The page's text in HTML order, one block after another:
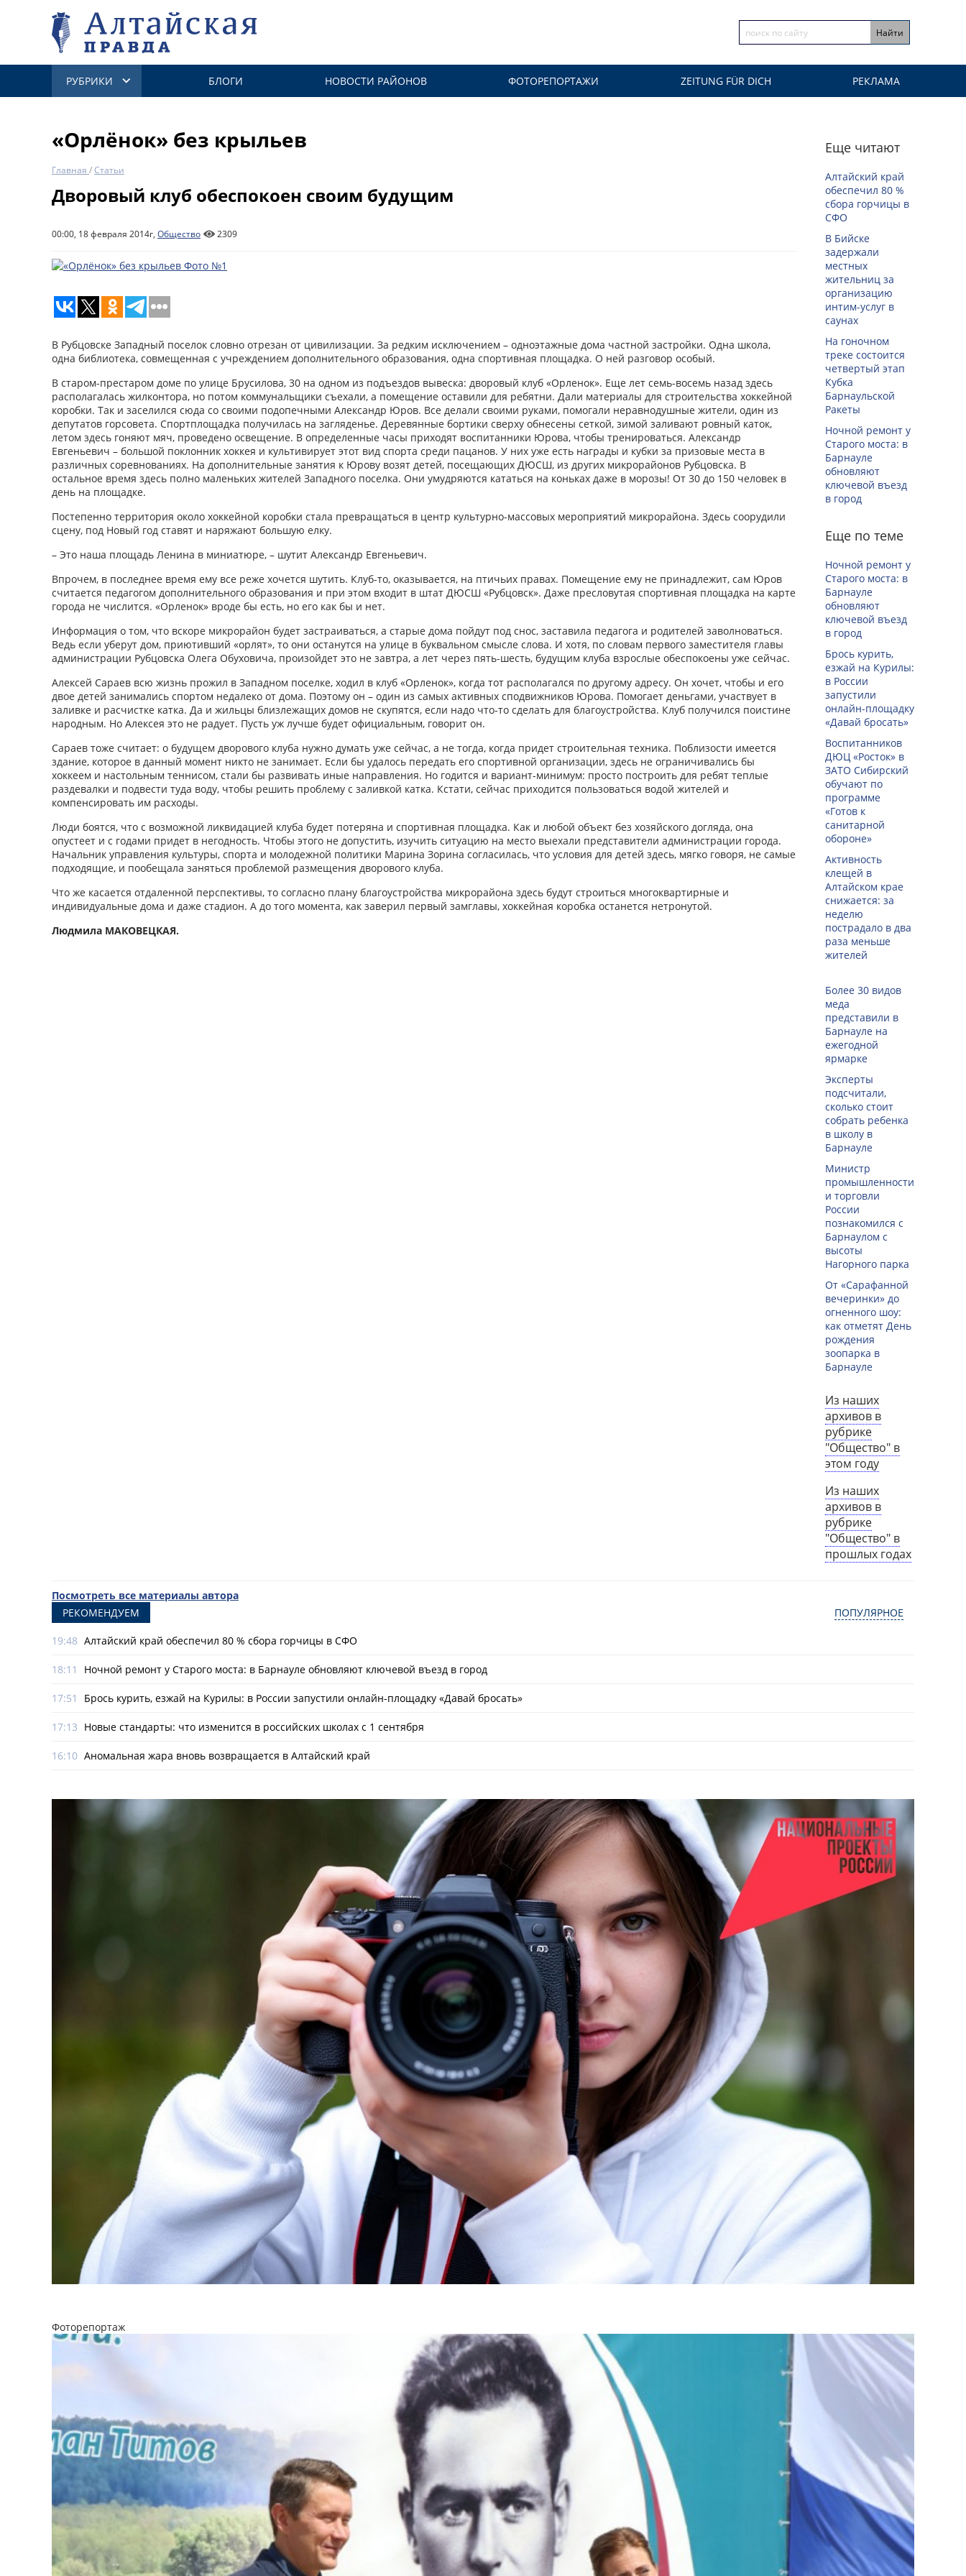
РУБРИКИ БЛОГИ НОВОСТИ РАЙОНОВ ФОТОРЕПОРТАЖИ ZEITUNG FÜR DICH РЕКЛАМА
«Орлёнок» без крыльев
Главная /Статьи
Дворовый клуб обеспокоен своим будущим
00:00, 18 февраля 2014г, Общество 2309
В Рубцовске Западный поселок словно отрезан от цивилизации. За редким исключением – одноэтажные дома частной застройки. Одна школа,
одна библиотека, совмещенная с учреждением дополнительного образования, одна спортивная площадка. О ней разговор особый.
В старом-престаром доме по улице Брусилова, 30 на одном из подъездов вывеска: дворовый клуб «Орленок». Еще лет семь-восемь назад здесь
располагалась жилконтора, но потом коммунальщики съехали, а помещение оставили для ребятни. Дали материалы для строительства хоккейной
коробки. Так и заселился сюда со своими подопечными Александр Юров. Все делали своими руками, помогали неравнодушные жители, один из
депутатов горсовета. Спортплощадка получилась на загляденье. Деревянные бортики сверху обнесены сеткой, зимой заливают ровный каток,
летом здесь гоняют мяч, проведено освещение. В определенные часы приходят воспитанники Юрова, чтобы тренироваться. Александр
Евгеньевич – большой поклонник хоккея и культивирует этот вид спорта среди пацанов. У них уже есть награды и кубки за призовые места в
различных соревнованиях. На дополнительные занятия к Юрову возят детей, посещающих ДЮСШ, из других микрорайонов Рубцовска. В
остальное время здесь полно маленьких жителей Западного поселка. Они умудряются кататься на коньках даже в морозы! От 30 до 150 человек в
день на площадке.
Постепенно территория около хоккейной коробки стала превращаться в центр культурно-массовых мероприятий микрорайона. Здесь соорудили
сцену, под Новый год ставят и наряжают большую елку.
– Это наша площадь Ленина в миниатюре, – шутит Александр Евгеньевич.
Впрочем, в последнее время ему все реже хочется шутить. Клуб-то, оказывается, на птичьих правах. Помещение ему не принадлежит, сам Юров
считается педагогом дополнительного образования и при этом входит в штат ДЮСШ «Рубцовск». Даже пресловутая спортивная площадка на карте
города не числится. «Орленок» вроде бы есть, но его как бы и нет.
Информация о том, что вскоре микрорайон будет застраиваться, а старые дома пойдут под снос, заставила педагога и родителей заволноваться.
Ведь если уберут дом, приютивший «орлят», то они останутся на улице в буквальном смысле слова. И хотя, по словам первого заместителя главы
администрации Рубцовска Олега Обуховича, произойдет это не завтра, а лет через пять-шесть, будущим клуба взрослые обеспокоены уже сейчас.
Алексей Сараев всю жизнь прожил в Западном поселке, ходил в клуб «Орленок», когда тот располагался по другому адресу. Он хочет, чтобы и его
двое детей занимались спортом недалеко от дома. Поэтому он – один из самых активных сподвижников Юрова. Помогает деньгами, участвует в
заливке и расчистке катка. Да и жильцы близлежащих домов не скупятся, если надо что-то сделать для благоустройства. Клуб получился поистине
народным. Но Алексея это не радует. Пусть уж лучше будет официальным, говорит он.
Сараев тоже считает: о будущем дворового клуба нужно думать уже сейчас, а не тогда, когда придет строительная техника. Поблизости имеется
здание, которое в данный момент никто не занимает. Если бы удалось передать его спортивной организации, здесь не ограничивались бы
хоккеем и настольным теннисом, стали бы развивать иные направления. Но годится и вариант-минимум: просто построить для ребят теплые
раздевалки и подвести туда воду, чтобы решить проблему с заливкой катка. Кстати, сейчас приходится пользоваться водой жителей и
компенсировать им расходы.
Люди боятся, что с возможной ликвидацией клуба будет потеряна и спортивная площадка. Как и любой объект без хозяйского догляда, она
опустеет и с годами придет в негодность. Чтобы этого не допустить, изучить ситуацию на место выехали представители администрации города.
Начальник управления культуры, спорта и молодежной политики Марина Зорина согласилась, что условия для детей здесь, мягко говоря, не самые
подходящие, и пообещала заняться проблемой размещения дворового клуба.
Что же касается отдаленной перспективы, то согласно плану благоустройства микрорайона здесь будут строиться многоквартирные и
индивидуальные дома и даже стадион. А до того момента, как заверил первый замглавы, хоккейная коробка останется нетронутой.
Людмила МАКОВЕЦКАЯ.
Еще читают
Алтайский край
обеспечил 80 %
сбора горчицы в
СФО
В Бийске
задержали
местных
жительниц за
организацию
интим-услуг в
саунах
На гоночном
треке состоится
четвертый этап
Кубка
Барнаульской
Ракеты
Ночной ремонт у
Старого моста: в
Барнауле
обновляют
ключевой въезд
в город
Еще по теме
Ночной ремонт у
Старого моста: в
Барнауле
обновляют
ключевой въезд
в город
Брось курить,
езжай на Курилы:
в России
запустили
онлайн-­площадку
«Давай бросать»
Воспитанников
ДЮЦ «Росток» в
ЗАТО Сибирский
обучают по
программе
«Готов к
санитарной
обороне»
Активность
клещей в
Алтайском крае
снижается: за
неделю
пострадало в два
раза меньше
жителей
Более 30 видов
меда
представили в
Барнауле на
ежегодной
ярмарке
Эксперты
подсчитали,
сколько стоит
собрать ребенка
в школу в
Барнауле
Министр
промышленности
и торговли
России
познакомился с
Барнаулом с
высоты
Нагорного парка
От «Сарафанной
вечеринки» до
огненного шоу:
как отметят День
рождения
зоопарка в
Барнауле
Из наших
архивов в
рубрике
"Общество" в
этом году
Из наших
архивов в
рубрике
"Общество" в
прошлых годах
Посмотреть все материалы автора
РЕКОМЕНДУЕМ
ПОПУЛЯРНОЕ
19:48 Алтайский край обеспечил 80 % сбора горчицы в СФО
18:11 Ночной ремонт у Старого моста: в Барнауле обновляют ключевой въезд в город
17:51 Брось курить, езжай на Курилы: в России запустили онлайн-­площадку «Давай бросать»
17:13 Новые стандарты: что изменится в российских школах с 1 сентября
16:10 Аномальная жара вновь возвращается в Алтайский край
Фоторепортаж